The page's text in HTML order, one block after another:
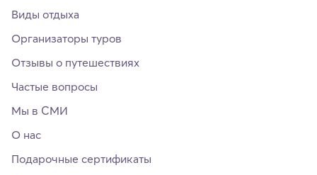
Виды отдыха
Организаторы туров
Отзывы о путешествиях
Частые вопросы
Мы в СМИ
О нас
Подарочные сертификаты